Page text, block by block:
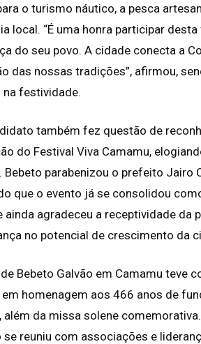
o turismo náutico, a pesca
local. “É uma honra participar
do seu povo. A cidade conecta a
das nossas tradições”, afirmou,
na festividade.
também fez questão de
do Festival Viva Camamu,
Bebeto parabenizou o prefeito Jairo
que o evento já se consolidou
ainda agradeceu a receptividade
no potencial de crescimento da
Bebeto Galvão em Camamu teve
homenagem aos 466 anos de
além da missa solene
se reuniu com associações e